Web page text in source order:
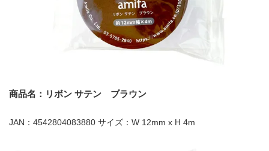
商品名：リボン サテン ブラウン
JAN：4542804083880 サイズ：W 12mm x H 4m